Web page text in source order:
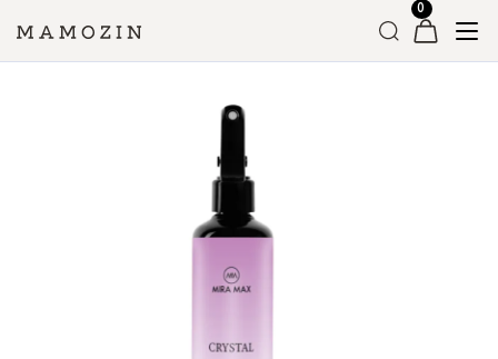
Головна » Магазин Парфумований спрей для волосся